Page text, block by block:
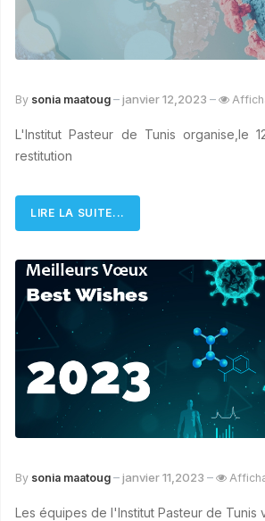
By sonia maatoug janvier 12,2023
L'Institut Pasteur de Tunis organise,le
restitution
LIRE LA SUITE...
By sonia maatoug janvier 11,2023
Les équipes de l'Institut Pasteur de Tunis